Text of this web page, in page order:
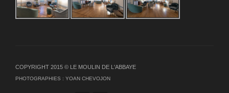
COPYRIGHT 2015 © LE MOULIN DE L'ABBAYE
PHOTOGRAPHIES : YOAN CHEVOJON